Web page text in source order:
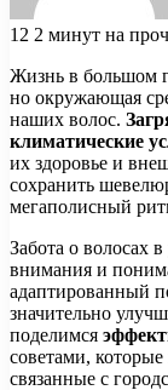
12 2 минут на
Жизнь в большом
но окружающая
наших волос.
климатические
их здоровье и
сохранить
мегаполисный
Забота о волосах
внимания и
адаптированный
значительно
поделимся
советами,
связанные с